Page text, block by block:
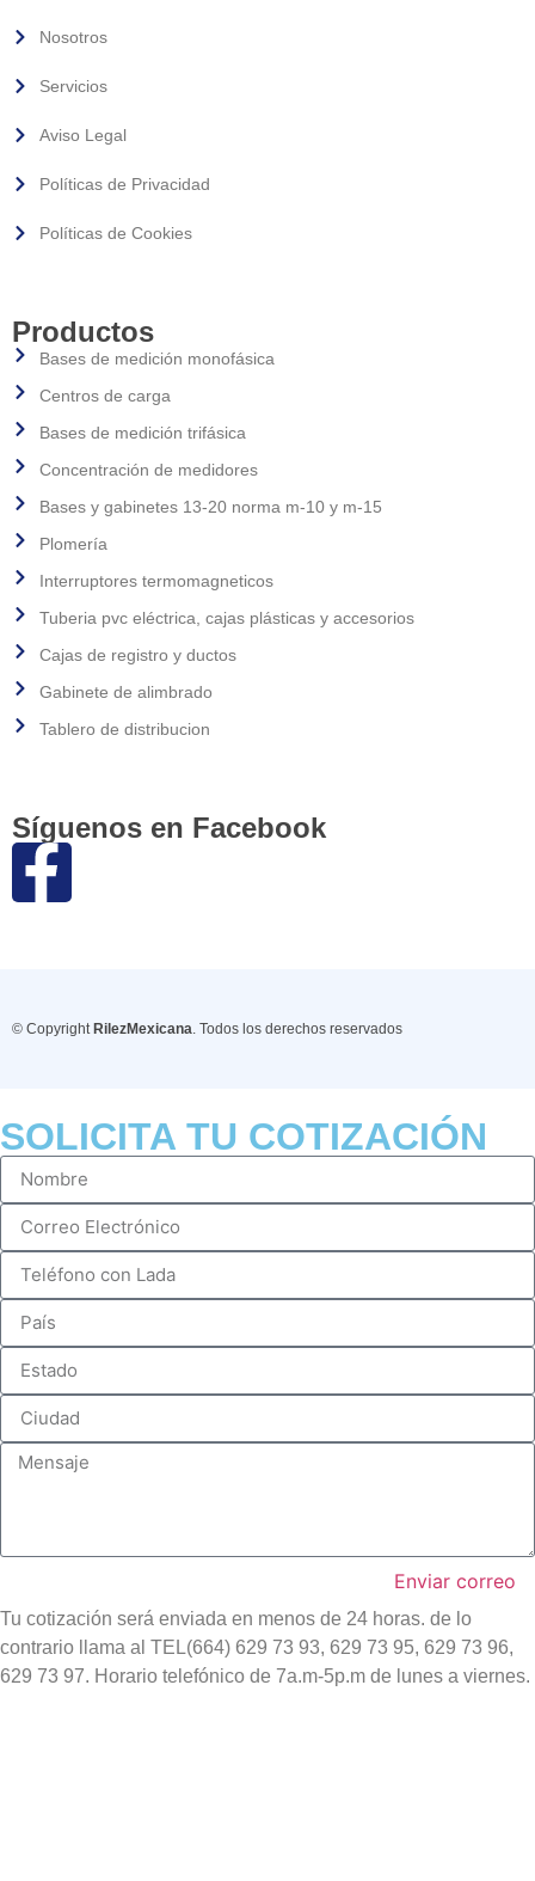
Nosotros
Servicios
Aviso Legal
Políticas de Privacidad
Políticas de Cookies
Productos
Bases de medición monofásica
Centros de carga
Bases de medición trifásica
Concentración de medidores
Bases y gabinetes 13-20 norma m-10 y m-15
Plomería
Interruptores termomagneticos
Tuberia pvc eléctrica, cajas plásticas y accesorios
Cajas de registro y ductos
Gabinete de alimbrado
Tablero de distribucion
Síguenos en Facebook
© Copyright RilezMexicana . Todos los derechos reservados
SOLICITA TU COTIZACIÓN
Enviar correo
Tu cotización será enviada en menos de 24 horas. de lo
contrario llama al TEL(664) 629 73 93, 629 73 95, 629 73 96,
629 73 97. Horario telefónico de 7a.m-5p.m de lunes a viernes.